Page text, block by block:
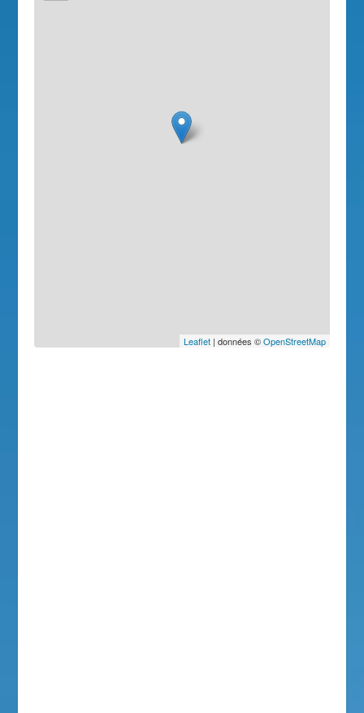
Leaflet| données ©OpenStreetMap